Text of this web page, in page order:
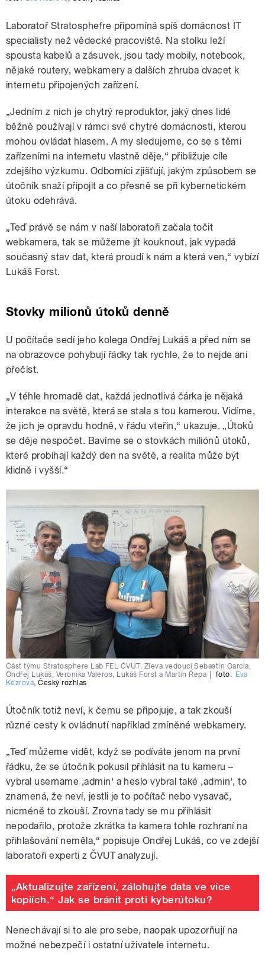
Laboratoř Stratosphefre připomíná spíš domácnost IT
specialisty než vědecké pracoviště. Na stolku leží
spousta kabelů a zásuvek, jsou tady mobily, notebook,
nějaké routery, webkamery a dalších zhruba dvacet k
internetu připojených zařízení.
„Jedním z nich je chytrý reproduktor, jaký dnes lidé
běžně používají v rámci své chytré domácnosti, kterou
mohou ovládat hlasem. A my sledujeme, co se s těmi
zařízeními na internetu vlastně děje,“ přibližuje cíle
zdejšího výzkumu. Odborníci zjišťují, jakým způsobem se
útočník snaží připojit a co přesně se při kybernetickém
útoku odehrává.
„Teď právě se nám v naší laboratoři začala točit
webkamera, tak se můžeme jít kouknout, jak vypadá
současný stav dat, která proudí k nám a která ven,“ vybízí
Lukáš Forst.
Stovky milionů útoků denně
U počítače sedí jeho kolega Ondřej Lukáš a před ním se
na obrazovce pohybují řádky tak rychle, že to nejde ani
přečíst.
„V téhle hromadě dat, každá jednotlivá čárka je nějaká
interakce na světě, která se stala s tou kamerou. Vidíme,
že jich je opravdu hodně, v řádu vteřin,“ ukazuje. „Útoků
se děje nespočet. Bavíme se o stovkách miliónů útoků,
které probíhají každý den na světě, a realita může být
klidně i vyšší.“
Část týmu Stratosphere Lab FEL ČVUT. Zleva vedoucí Sebastin Garcia,
Ondřej Lukáš, Veronika Valeros, Lukáš Forst a Martin Řepa
foto: Eva
Kézrová,Český rozhlas
Útočník totiž neví, k čemu se připojuje, a tak zkouší
různé cesty k ovládnutí například zmíněné webkamery.
„Teď můžeme vidět, když se podíváte jenom na první
řádku, že se útočník pokusil přihlásit na tu kameru –
vybral username ‚admin‘ a heslo vybral také ‚admin‘, to
znamená, že neví, jestli je to počítač nebo vysavač,
nicméně to zkouší. Zrovna tady se mu přihlásit
nepodařilo, protože zkrátka ta kamera tohle rozhraní na
přihlašování neměla,“ popisuje Ondřej Lukáš, co ve zdejší
laboratoři experti z ČVUT analyzují.
„Aktualizujte zařízení, zálohujte data ve více
kopiích.“ Jak se bránit proti kyberútoku?
Nenechávají si to ale pro sebe, naopak upozorňují na
možné nebezpečí i ostatní uživatele internetu.